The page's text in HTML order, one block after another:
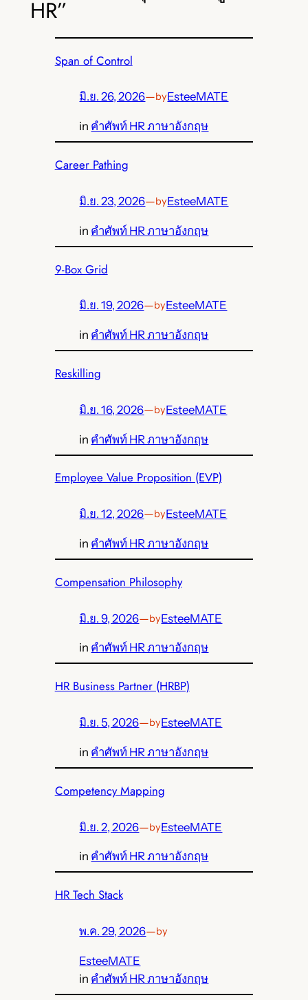
HR”
Span of Control
มิ.ย. 26, 2026—byEsteeMATE
in คำศัพท์ HR ภาษาอังกฤษ
Career Pathing
มิ.ย. 23, 2026—byEsteeMATE
in คำศัพท์ HR ภาษาอังกฤษ
9-Box Grid
มิ.ย. 19, 2026—byEsteeMATE
in คำศัพท์ HR ภาษาอังกฤษ
Reskilling
มิ.ย. 16, 2026—byEsteeMATE
in คำศัพท์ HR ภาษาอังกฤษ
Employee Value Proposition (EVP)
มิ.ย. 12, 2026—byEsteeMATE
in คำศัพท์ HR ภาษาอังกฤษ
Compensation Philosophy
มิ.ย. 9, 2026—byEsteeMATE
in คำศัพท์ HR ภาษาอังกฤษ
HR Business Partner (HRBP)
มิ.ย. 5, 2026—byEsteeMATE
in คำศัพท์ HR ภาษาอังกฤษ
Competency Mapping
มิ.ย. 2, 2026—byEsteeMATE
in คำศัพท์ HR ภาษาอังกฤษ
HR Tech Stack
พ.ค. 29, 2026—by
EsteeMATE
in คำศัพท์ HR ภาษาอังกฤษ